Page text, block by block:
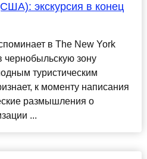
экскурсия в конец
в The New York
чернобыльскую зону
туристическим
к моменту написания
размышления о
...